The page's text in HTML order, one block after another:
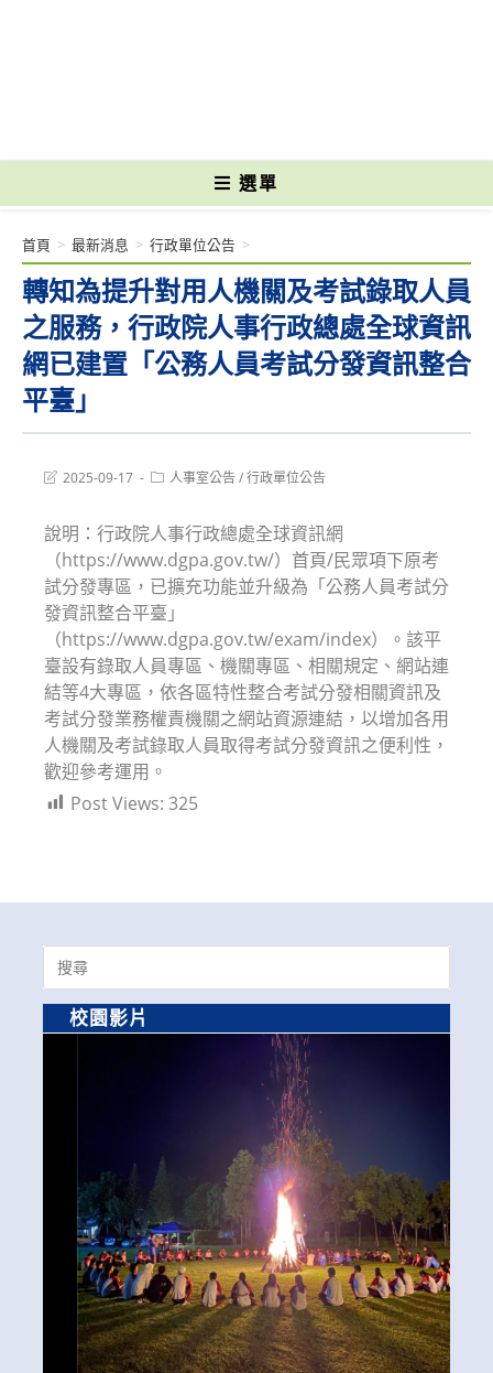
選單
轉知為提升對用人機關及考試錄取人員
之服務，行政院人事行政總處全球資訊
網已建置「公務人員考試分發資訊整合
平臺」
首頁 > 最新消息 > 行政單位公告 >
Post2025-09-17
Post人事室公告/行政單位公告
說明：行政院人事行政總處全球資訊網
（https://www.dgpa.gov.tw/）首頁/民眾項下原考
試分發專區，已擴充功能並升級為「公務人員考試分
發資訊整合平臺」
（https://www.dgpa.gov.tw/exam/index）。該平
臺設有錄取人員專區、機關專區、相關規定、網站連
結等4大專區，依各區特性整合考試分發相關資訊及
考試分發業務權責機關之網站資源連結，以增加各用
人機關及考試錄取人員取得考試分發資訊之便利性，
歡迎參考運用。
Post Views: 325
Search
for:
校園影片